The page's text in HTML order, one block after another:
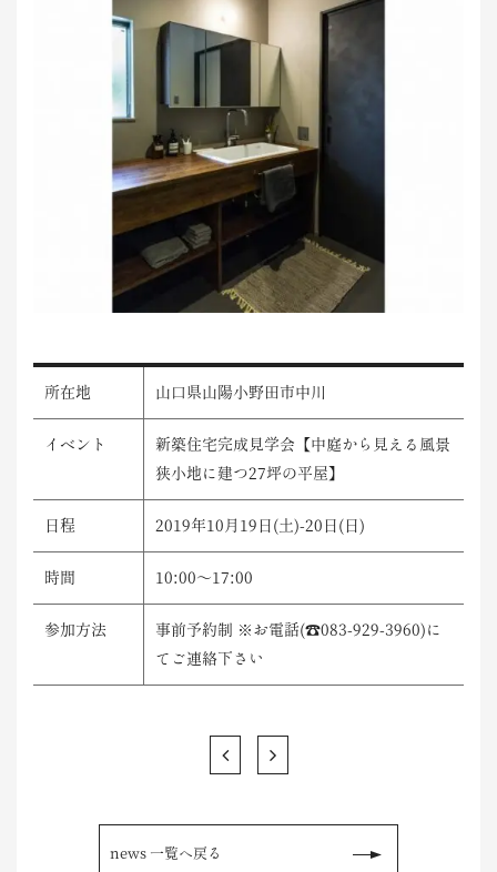
所在地 山口県山陽小野田市中川
イベント
新築住宅完成見学会【中庭から見える風景
狭小地に建つ27坪の平屋】
日程 2019年10月19日(土)-20日(日)
時間 10:00～17:00
参加方法
事前予約制 ※お電話(☎083-929-3960)に
てご連絡下さい
news 一覧へ戻る